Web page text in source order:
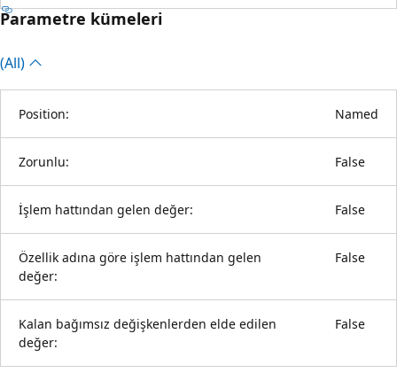
Parametre kümeleri
(All)
Position: Named
Zorunlu: False
İşlem hattından gelen değer: False
Özellik adına göre işlem hattından gelen
değer:
False
Kalan bağımsız değişkenlerden elde edilen
değer:
False